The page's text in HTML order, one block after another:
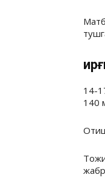
14-
140